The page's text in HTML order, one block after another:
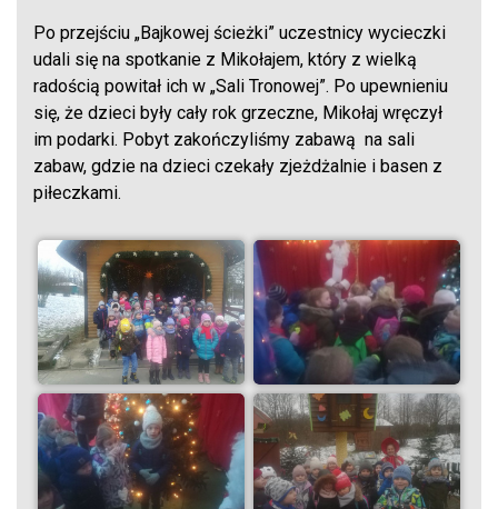
Po przejściu „Bajkowej ścieżki” uczestnicy wycieczki
udali się na spotkanie z Mikołajem, który z wielką
radością powitał ich w „Sali Tronowej”. Po upewnieniu
się, że dzieci były cały rok grzeczne, Mikołaj wręczył
im podarki. Pobyt zakończyliśmy zabawą na sali
zabaw, gdzie na dzieci czekały zjeżdżalnie i basen z
piłeczkami.